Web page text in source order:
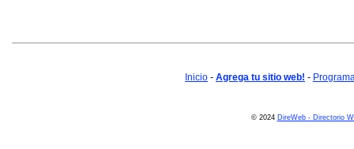
Inicio - Agrega tu sitio web! -
© 2024 DireWeb - Directorio